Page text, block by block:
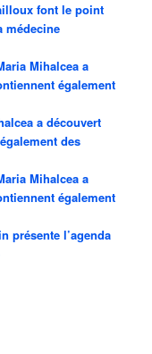
font le point
médecine
Mihalcea a
également
a découvert
des
Mihalcea a
également
présente l’agenda